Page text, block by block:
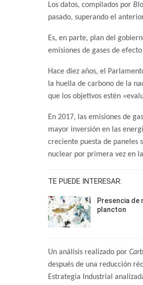
Los datos, compilados por
pasado, superando el
Es, en parte, plan del
emisiones de gases de
Hace diez años, el
la huella de carbono de la
que los objetivos estén
En 2017, las emisiones de
mayor inversión en las
creciente puesta de paneles
nuclear por primera vez en
TE PUEDE INTERESAR:
Presencia de
plancton
Un análisis realizado por
después de una reducción
Estrategia Industrial